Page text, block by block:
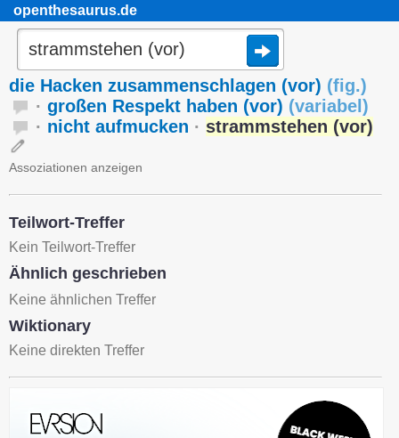
openthesaurus.de
die Hacken zusammenschlagen (vor) (fig.)
· großen Respekt haben (vor) (variabel )
· nicht aufmucken · strammstehen (vor)
Assoziationen anzeigen
Teilwort-Treffer
Kein Teilwort-Treffer
Ähnlich geschrieben
Keine ähnlichen Treffer
Wiktionary
Keine direkten Treffer